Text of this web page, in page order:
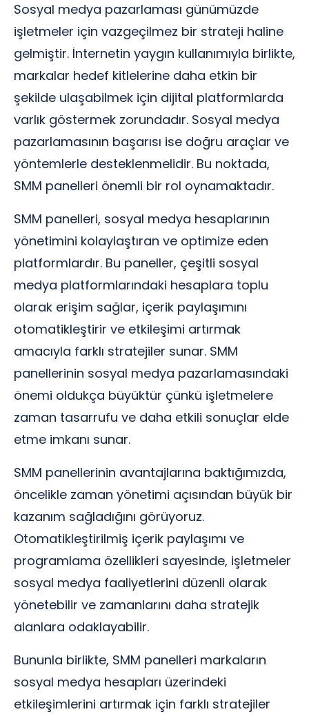
Sosyal medya pazarlaması günümüzde
işletmeler için vazgeçilmez bir strateji haline
gelmiştir. İnternetin yaygın kullanımıyla birlikte,
markalar hedef kitlelerine daha etkin bir
şekilde ulaşabilmek için dijital platformlarda
varlık göstermek zorundadır. Sosyal medya
pazarlamasının başarısı ise doğru araçlar ve
yöntemlerle desteklenmelidir. Bu noktada,
SMM panelleri önemli bir rol oynamaktadır.
SMM panelleri, sosyal medya hesaplarının
yönetimini kolaylaştıran ve optimize eden
platformlardır. Bu paneller, çeşitli sosyal
medya platformlarındaki hesaplara toplu
olarak erişim sağlar, içerik paylaşımını
otomatikleştirir ve etkileşimi artırmak
amacıyla farklı stratejiler sunar. SMM
panellerinin sosyal medya pazarlamasındaki
önemi oldukça büyüktür çünkü işletmelere
zaman tasarrufu ve daha etkili sonuçlar elde
etme imkanı sunar.
SMM panellerinin avantajlarına baktığımızda,
öncelikle zaman yönetimi açısından büyük bir
kazanım sağladığını görüyoruz.
Otomatikleştirilmiş içerik paylaşımı ve
programlama özellikleri sayesinde, işletmeler
sosyal medya faaliyetlerini düzenli olarak
yönetebilir ve zamanlarını daha stratejik
alanlara odaklayabilir.
Bununla birlikte, SMM panelleri markaların
sosyal medya hesapları üzerindeki
etkileşimlerini artırmak için farklı stratejiler